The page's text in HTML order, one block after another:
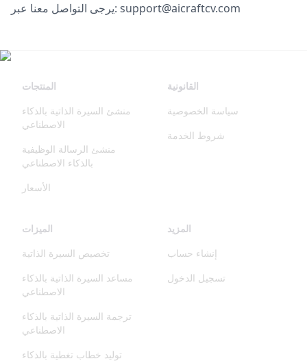
يرجى التواصل معنا عبر: support@aicraftcv.com
المنتجات
منشئ السيرة الذاتية بالذكاء
الاصطناعي
منشئ الرسالة الوظيفية
بالذكاء الاصطناعي
الأسعار
القانونية
سياسة الخصوصية
شروط الخدمة
الميزات
تخصيص السيرة الذاتية
مساعد السيرة الذاتية بالذكاء
الاصطناعي
ترجمة السيرة الذاتية بالذكاء
الاصطناعي
توليد خطاب تغطية بالذكاء
المزيد
إنشاء حساب
تسجيل الدخول